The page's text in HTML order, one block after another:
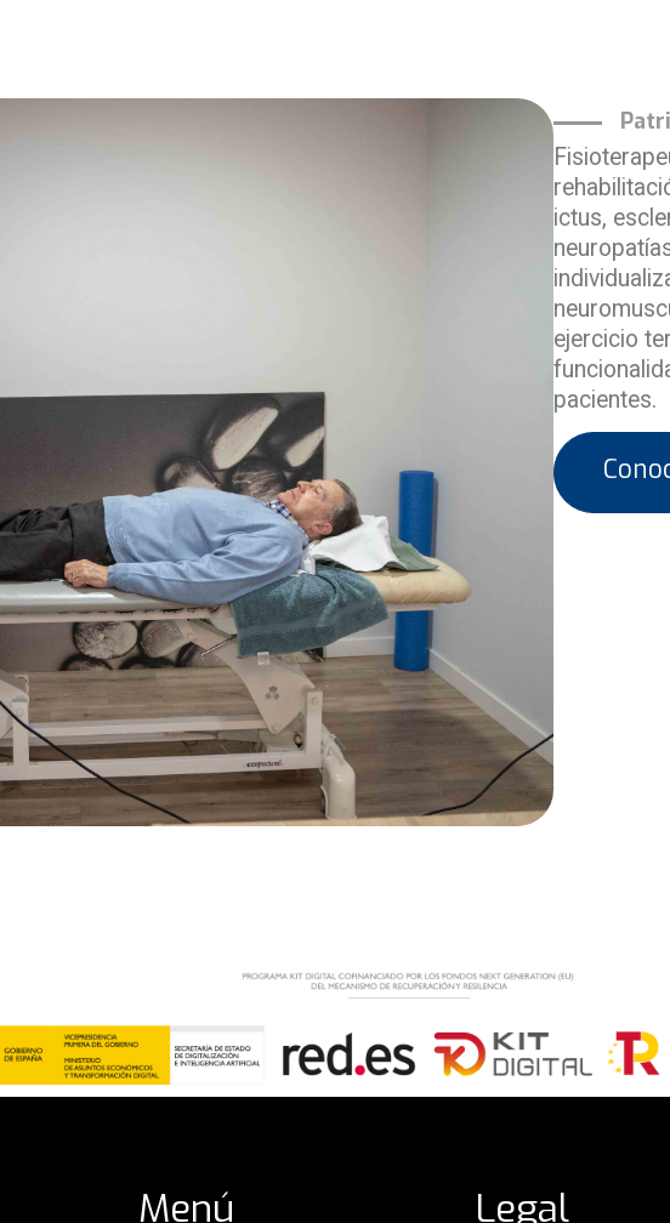
ictus,
ejercicio
pacientes.
Menú Legal